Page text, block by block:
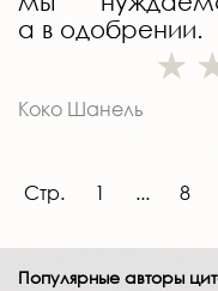
а в одобрении.
Коко Шанель
Стр. 1 ... 8
Популярные авторы